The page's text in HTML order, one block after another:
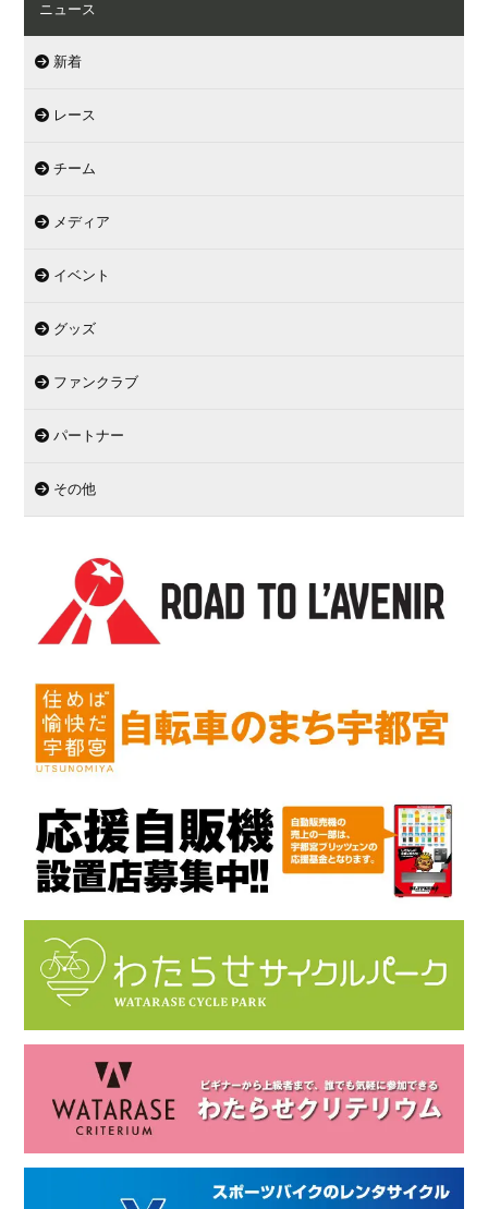
ニュース
新着
レース
チーム
メディア
イベント
グッズ
ファンクラブ
パートナー
その他